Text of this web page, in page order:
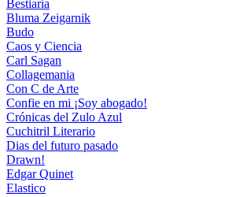
Bestiaria
Bluma Zeigarnik
Budo
Caos y Ciencia
Carl Sagan
Collagemania
Con C de Arte
Confie en mi ¡Soy abogado!
Crónicas del Zulo Azul
Cuchitril Literario
Dias del futuro pasado
Drawn!
Edgar Quinet
Elastico